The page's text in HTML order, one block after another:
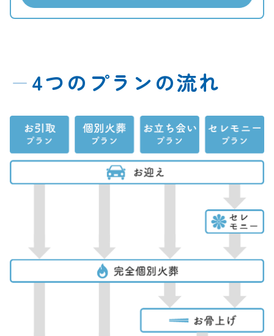
ー4つのプランの流れ